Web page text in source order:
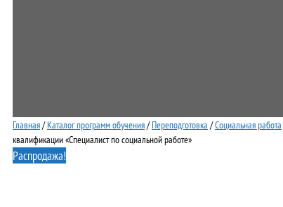
Главная/Каталог программ обучения/Переподготовка /Социальная работа
квалификации «Специалист по социальной работе»
Распродажа!